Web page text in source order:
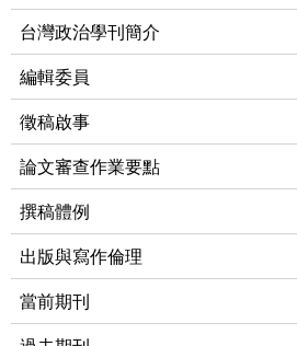
台灣政治學刊簡介
編輯委員
徵稿啟事
論文審查作業要點
撰稿體例
出版與寫作倫理
當前期刊